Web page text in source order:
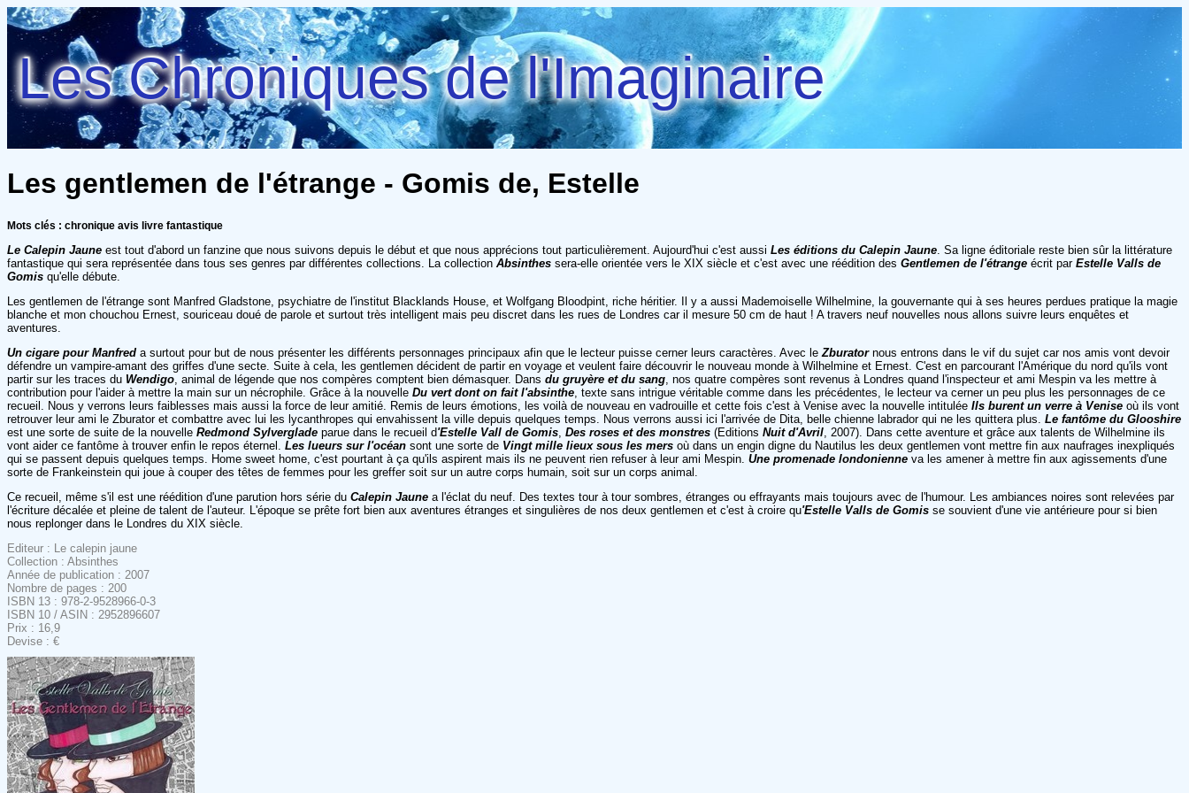
Les Chroniques de l'Imaginaire
Les gentlemen de l'étrange - Gomis de, Estelle
Mots clés : chronique avis livre fantastique
Le Calepin Jaune est tout d'abord un fanzine que nous suivons depuis le début et que nous apprécions tout particulièrement. Aujourd'hui c'est aussi Les éditions du Calepin Jaune . Sa ligne éditoriale reste bien sûr la littérature
fantastique qui sera représentée dans tous ses genres par différentes collections. La collection Absinthes sera-elle orientée vers le XIX siècle et c'est avec une réédition des Gentlemen de l'étrange écrit par Estelle Valls de
Gomis qu'elle débute.
Les gentlemen de l'étrange sont Manfred Gladstone, psychiatre de l'institut Blacklands House, et Wolfgang Bloodpint, riche héritier. Il y a aussi Mademoiselle Wilhelmine, la gouvernante qui à ses heures perdues pratique la magie
blanche et mon chouchou Ernest, souriceau doué de parole et surtout très intelligent mais peu discret dans les rues de Londres car il mesure 50 cm de haut ! A travers neuf nouvelles nous allons suivre leurs enquêtes et
aventures.
Un cigare pour Manfred a surtout pour but de nous présenter les différents personnages principaux afin que le lecteur puisse cerner leurs caractères. Avec le Zburatornous entrons dans le vif du sujet car nos amis vont devoir
défendre un vampire-amant des griffes d'une secte. Suite à cela, les gentlemen décident de partir en voyage et veulent faire découvrir le nouveau monde à Wilhelmine et Ernest. C'est en parcourant l'Amérique du nord qu'ils vont
partir sur les traces du Wendigo , animal de légende que nos compères comptent bien démasquer. Dans du gruyère et du sang , nos quatre compères sont revenus à Londres quand l'inspecteur et ami Mespin va les mettre à
contribution pour l'aider à mettre la main sur un nécrophile. Grâce à la nouvelle Du vert dont on fait l'absinthe , texte sans intrigue véritable comme dans les précédentes, le lecteur va cerner un peu plus les personnages de ce
recueil. Nous y verrons leurs faiblesses mais aussi la force de leur amitié. Remis de leurs émotions, les voilà de nouveau en vadrouille et cette fois c'est à Venise avec la nouvelle intitulée Ils burent un verre à Venise où ils vont
retrouver leur ami le Zburator et combattre avec lui les lycanthropes qui envahissent la ville depuis quelques temps. Nous verrons aussi ici l'arrivée de Dita, belle chienne labrador qui ne les quittera plus. Le fantôme du Glooshire
est une sorte de suite de la nouvelle Redmond Sylverglade parue dans le recueil d'Estelle Vall de Gomis Des roses et des monstres (Editions Nuit d'Avril , 2007). Dans cette aventure et grâce aux talents de Wilhelmine ils
vont aider ce fantôme à trouver enfin le repos éternel. Les lueurs sur l'océan sont une sorte de Vingt mille lieux sous les mers où dans un engin digne du Nautilus les deux gentlemen vont mettre fin aux naufrages inexpliqués
qui se passent depuis quelques temps. Home sweet home, c'est pourtant à ça qu'ils aspirent mais ils ne peuvent rien refuser à leur ami Mespin. Une promenade londonienne va les amener à mettre fin aux agissements d'une
sorte de Frankeinstein qui joue à couper des têtes de femmes pour les greffer soit sur un autre corps humain, soit sur un corps animal.
Ce recueil, même s'il est une réédition d'une parution hors série du Calepin Jaune a l'éclat du neuf. Des textes tour à tour sombres, étranges ou effrayants mais toujours avec de l'humour. Les ambiances noires sont relevées par
l'écriture décalée et pleine de talent de l'auteur. L'époque se prête fort bien aux aventures étranges et singulières de nos deux gentlemen et c'est à croire qu'Estelle Valls de Gomis se souvient d'une vie antérieure pour si bien
nous replonger dans le Londres du XIX siècle.
Editeur : Le calepin jaune
Collection : Absinthes
Année de publication : 2007
Nombre de pages : 200
ISBN 13 : 978-2-9528966-0-3
ISBN 10 / ASIN : 2952896607
Prix : 16,9
Devise : €